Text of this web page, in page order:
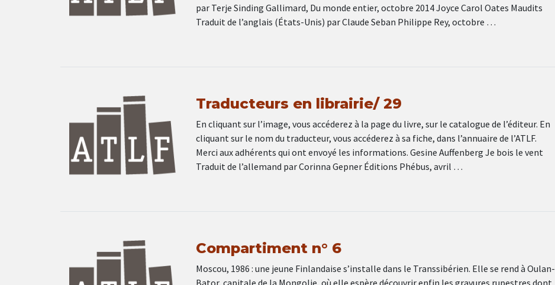
par Terje Sinding Gallimard, Du monde entier, octobre 2014 Joyce Carol Oates Maudits
Traduit de l’anglais (États-Unis) par Claude Seban Philippe Rey, octobre …
Traducteurs en librairie/ 29
En cliquant sur l’image, vous accéderez à la page du livre, sur le catalogue de l’éditeur. En
cliquant sur le nom du traducteur, vous accéderez à sa fiche, dans l’annuaire de l’ATLF.
Merci aux adhérents qui ont envoyé les informations. Gesine Auffenberg Je bois le vent
Traduit de l’allemand par Corinna Gepner Éditions Phébus, avril …
Compartiment n° 6
Moscou, 1986 : une jeune Finlandaise s’installe dans le Transsibérien. Elle se rend à Oulan-
Bator, capitale de la Mongolie, où elle espère découvrir enfin les gravures rupestres dont